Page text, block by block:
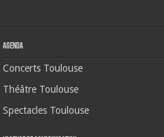
Agenda
Concerts Toulouse
Théâtre Toulouse
Spectacles Toulouse